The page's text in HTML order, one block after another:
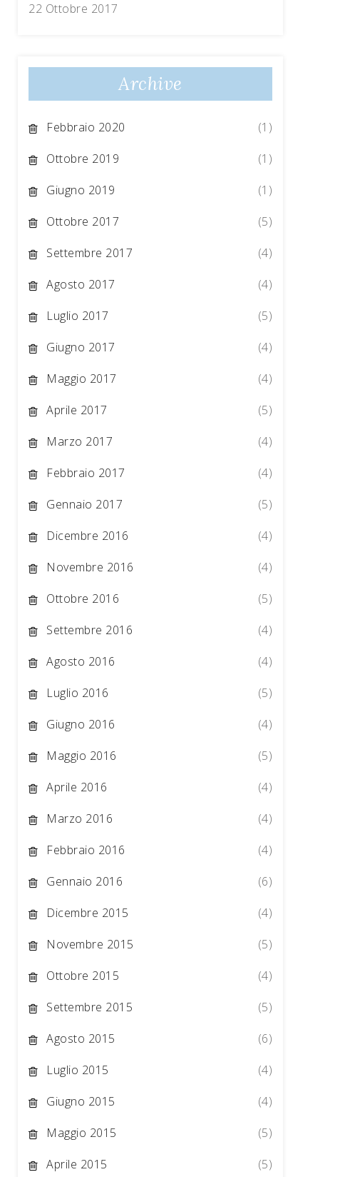
22 Ottobre 2017
Archive
Febbraio 2020
(1)
Ottobre 2019
(1)
Giugno 2019
(1)
Ottobre 2017
(5)
Settembre 2017
(4)
Agosto 2017
(4)
Luglio 2017
(5)
Giugno 2017
(4)
Maggio 2017
(4)
Aprile 2017
(5)
Marzo 2017
(4)
Febbraio 2017
(4)
Gennaio 2017
(5)
Dicembre 2016
(4)
Novembre 2016
(4)
Ottobre 2016
(5)
Settembre 2016
(4)
Agosto 2016
(4)
Luglio 2016
(5)
Giugno 2016
(4)
Maggio 2016
(5)
Aprile 2016
(4)
Marzo 2016
(4)
Febbraio 2016
(4)
Gennaio 2016
(6)
Dicembre 2015
(4)
Novembre 2015
(5)
Ottobre 2015
(4)
Settembre 2015
(5)
Agosto 2015
(6)
Luglio 2015
(4)
Giugno 2015
(4)
Maggio 2015
(5)
Aprile 2015
(5)